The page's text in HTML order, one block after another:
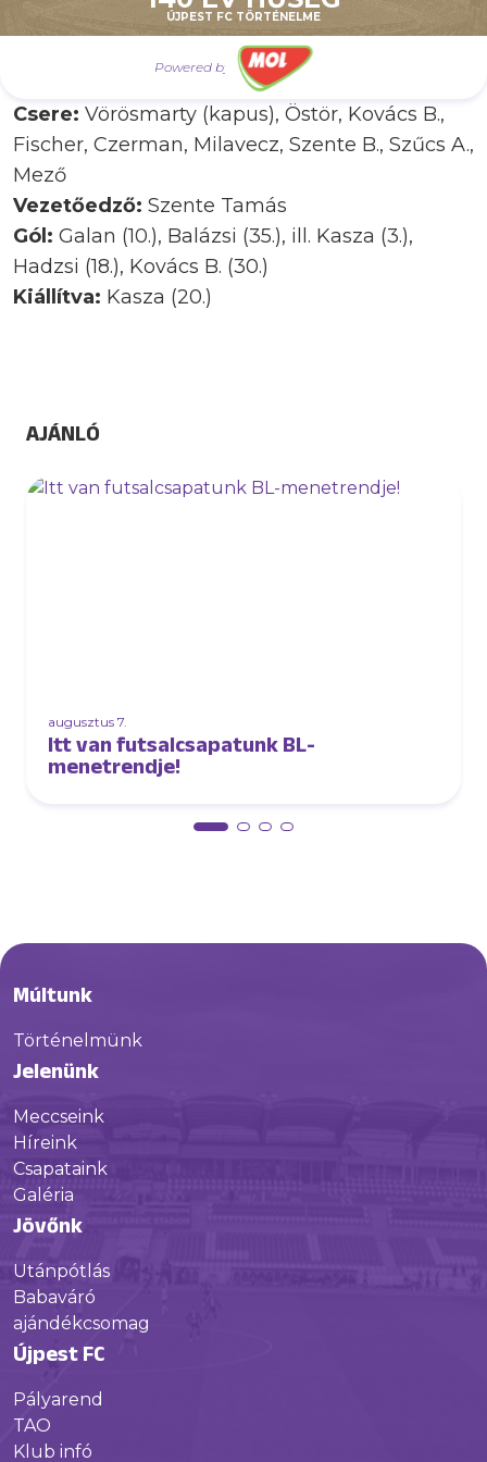
ÚJPEST FC TÖRTÉNELME
Powered by
(Balla Levente, Vigh Tünde)
Gémesi – Thiago, Hadzsi, Lucas,
Csere: Vörösmarty (kapus), Östör, Kovács B.,
Fischer, Czerman, Milavecz, Szente B., Szűcs A.,
Mező
Vezetőedző: Szente Tamás
Gól: Galan (10.), Balázsi (35.), ill. Kasza (3.),
Hadzsi (18.), Kovács B. (30.)
Kiállítva: Kasza (20.)
AJÁNLÓ
augusztus 7.
Itt van futsalcsapatunk BL-
menetrendje!
Múltunk
Történelmünk
Jelenünk
Meccseink
Híreink
Csapataink
Galéria
Jövőnk
Utánpótlás
Babaváró
ajándékcsomag
Újpest FC
Pályarend
TAO
Klub infó